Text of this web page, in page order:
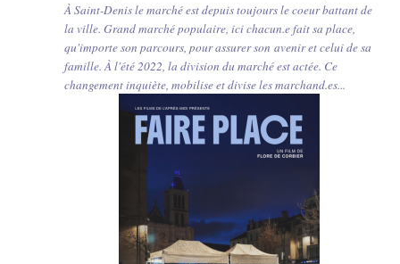
À Saint-Denis le marché est depuis toujours le coeur battant de
la ville. Grand marché populaire, ici chacun.e fait sa place,
qu'importe son parcours, pour assurer son avenir et celui de sa
famille. À l'été 2022, la division du marché est actée. Ce
changement inquiète, mobilise et divise les marchand.es...